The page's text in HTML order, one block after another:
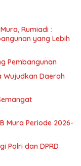
Rumiadi :
Pembangunan
Wujudkan Daerah
Mura Periode 2026-
Polri dan DPRD